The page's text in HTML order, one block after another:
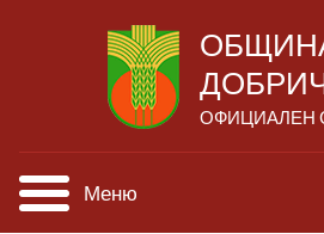
ОФИЦИАЛЕН
Меню